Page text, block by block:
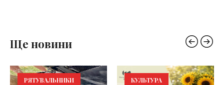
Ще новини
РЯТУВАЛЬНИКИ КУЛЬТУРА